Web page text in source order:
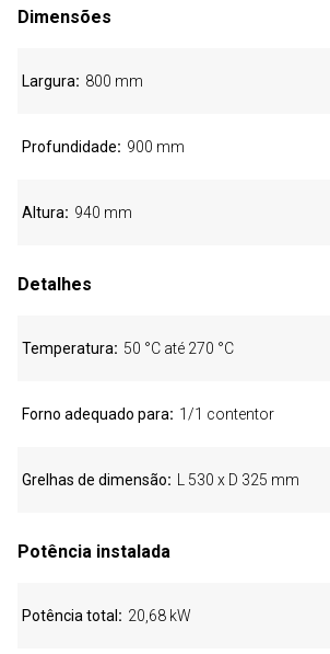
Dimensões
Largura 800 mm
Profundidade 900 mm
Altura 940 mm
Detalhes
Temperatura 50 °C até 270 °C
Forno adequado para 1/1 contentor
Grelhas de dimensão L 530 x D 325 mm
Potência instalada
Potência total 20,68 kW